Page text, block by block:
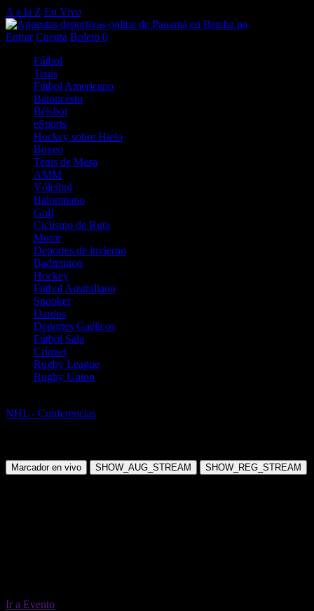
A a la Z En Vivo
Entrar Cuenta Boleto 0
Fútbol
Tenis
Fútbol Americano
Baloncesto
Béisbol
eSports
Hockey sobre Hielo
Boxeo
Tenis de Mesa
AMM
Vóleibol
Balonmano
Golf
Ciclismo de Ruta
Motor
Deportes de invierno
Badminton
Hockey
Fútbol Australiano
Snooker
Dardos
Deportes Gaélicos
Fútbol Sala
Críquet
Rugby League
Rugby Union
NHL - Conferencias
Marcador en vivo SHOW_AUG_STREAM SHOW_REG_STREAM
Ir a Evento